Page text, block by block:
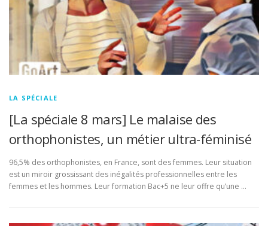
LA SPÉCIALE
[La spéciale 8 mars] Le malaise des
orthophonistes, un métier ultra-féminisé
96,5% des orthophonistes, en France, sont des femmes. Leur situation
est un miroir grossissant des inégalités professionnelles entre les
femmes et les hommes. Leur formation Bac+5 ne leur offre qu’une …